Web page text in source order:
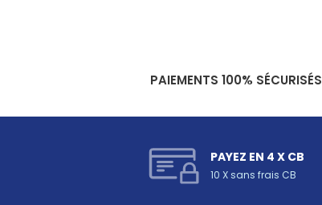
PAIEMENTS 100% SÉCURISÉS
PAYEZ EN 4 X CB
10 X sans frais CB